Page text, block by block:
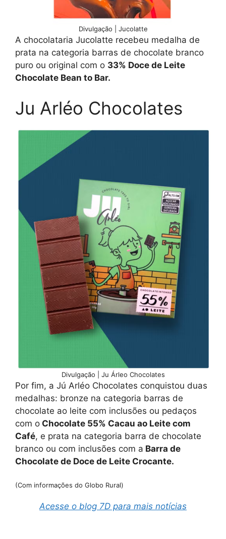
Divulgação | Jucolatte
A chocolataria Jucolatte recebeu medalha de
prata na categoria barras de chocolate branco
puro ou original com o 33% Doce de Leite
Chocolate Bean to Bar.
Ju Arléo Chocolates
Divulgação | Ju Árleo Chocolates
Por fim, a Jú Arléo Chocolates conquistou duas
medalhas: bronze na categoria barras de
chocolate ao leite com inclusões ou pedaços
com o Chocolate 55% Cacau ao Leite com
Café, e prata na categoria barra de chocolate
branco ou com inclusões com a Barra de
Chocolate de Doce de Leite Crocante.
(Com informações do Globo Rural)
Acesse o blog 7D para mais notícias